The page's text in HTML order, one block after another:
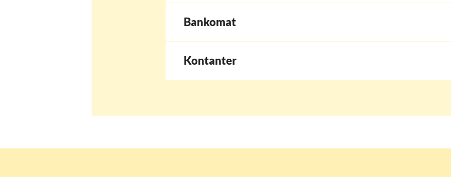
Bankomat
Kontanter